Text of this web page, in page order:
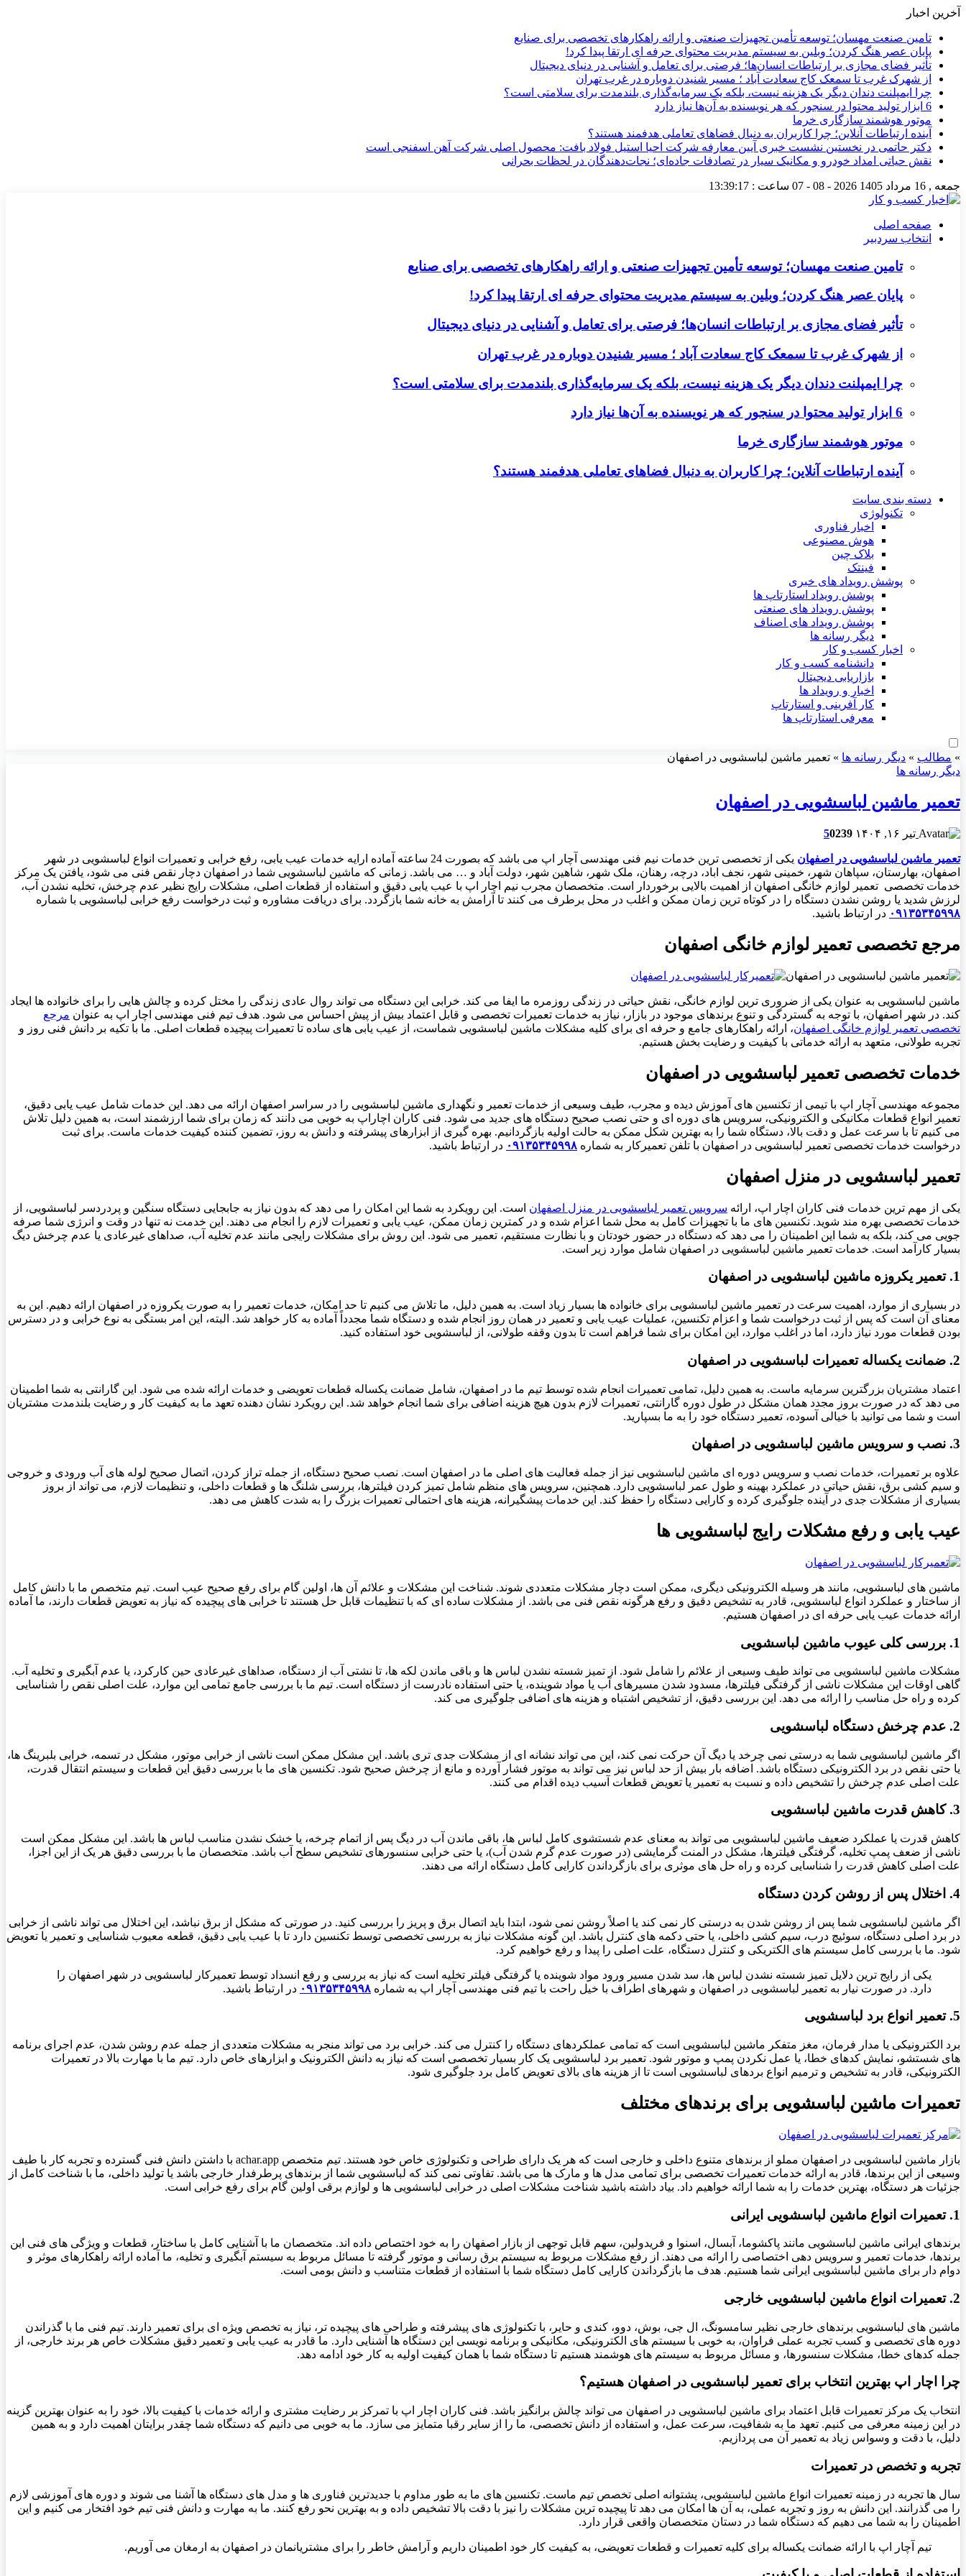
آخرین اخبار
تامین صنعت مهسان؛ توسعه تأمین تجهیزات صنعتی و ارائه راهکارهای تخصصی برای صنایع
پایان عصر هنگ کردن؛ وبلین به سیستم مدیریت محتوای حرفه ای ارتقا پیدا کرد!
تأثیر فضای مجازی بر ارتباطات انسان‌ها؛ فرصتی برای تعامل و آشنایی در دنیای دیجیتال
از شهرک غرب تا سمعک کاج سعادت آباد ؛ مسیر شنیدن دوباره در غرب تهران
چرا ایمپلنت دندان دیگر یک هزینه نیست، بلکه یک سرمایه‌گذاری بلندمدت برای سلامتی است؟
6 ابزار تولید محتوا در سنجور که هر نویسنده به آن‌ها نیاز دارد
موتور هوشمند سازگاری خرما
آینده ارتباطات آنلاین؛ چرا کاربران به دنبال فضاهای تعاملی هدفمند هستند؟
دکتر حاتمی در نخستین نشست خبری آیین معارفه شرکت احیا استیل فولاد بافت: محصول اصلی شرکت آهن اسفنجی است
نقش حیاتی امداد خودرو و مکانیک سیار در تصادفات جاده‌ای؛ نجات‌دهندگان در لحظات بحرانی
جمعه , 16 مرداد 1405 2026 - 08 - 07 ساعت : 13:39:17
صفحه اصلی
انتخاب سردبیر
تامین صنعت مهسان؛ توسعه تأمین تجهیزات صنعتی و ارائه راهکارهای تخصصی برای صنایع
پایان عصر هنگ کردن؛ وبلین به سیستم مدیریت محتوای حرفه ای ارتقا پیدا کرد!
تأثیر فضای مجازی بر ارتباطات انسان‌ها؛ فرصتی برای تعامل و آشنایی در دنیای دیجیتال
از شهرک غرب تا سمعک کاج سعادت آباد ؛ مسیر شنیدن دوباره در غرب تهران
چرا ایمپلنت دندان دیگر یک هزینه نیست، بلکه یک سرمایه‌گذاری بلندمدت برای سلامتی است؟
6 ابزار تولید محتوا در سنجور که هر نویسنده به آن‌ها نیاز دارد
موتور هوشمند سازگاری خرما
آینده ارتباطات آنلاین؛ چرا کاربران به دنبال فضاهای تعاملی هدفمند هستند؟
دسته بندی سایت
تکنولوژی
اخبار فناوری
هوش مصنوعی
بلاک چین
فینتک
پوشش رویداد های خبری
پوشش رویداد استارتاپ ها
پوشش رویداد های صنعتی
پوشش رویداد های اصناف
دیگر رسانه ها
اخبار کسب و کار
دانشنامه کسب و کار
بازاریابی دیجیتال
اخبار و رویداد ها
کار آفرینی و استارتاپ
معرفی استارتاپ ها
» مطالب » دیگر رسانه ها » تعمیر ماشین لباسشویی در اصفهان
دیگر رسانه ها
تعمیر ماشین لباسشویی در اصفهان
تیر ۱۶, ۱۴۰۴ 50239
تعمیر ماشین لباسشویی در اصفهان
یکی از تخصصی ترین خدمات نیم فنی مهندسی آچار اپ می باشد که بصورت 24 ساعته آماده ارایه خدمات عیب یابی، رفع خرابی و تعمیرات انواع لباسشویی در شهر
اصفهان، بهارستان، سپاهان شهر، خمینی شهر، نجف اباد، درچه، رهنان، ملک شهر، شاهین شهر، دولت آباد و … می باشد. زمانی که ماشین لباسشویی شما در اصفهان دچار نقص فنی می شود، یافتن یک مرکز
خدمات تخصصی تعمیر لوازم خانگی اصفهان از اهمیت بالایی برخوردار است. متخصصان مجرب نیم اچار اپ با عیب یابی دقیق و استفاده از قطعات اصلی، مشکلات رایج نظیر عدم چرخش، تخلیه نشدن آب،
لرزش شدید یا روشن نشدن دستگاه را در کوتاه ترین زمان ممکن و اغلب در محل برطرف می کنند تا آرامش به خانه شما بازگردد. برای دریافت مشاوره و ثبت درخواست رفع خرابی لباسشویی با شماره
۰۹۱۳۵۳۴۵۹۹۸ در ارتباط باشید.
مرجع تخصصی تعمیر لوازم خانگی اصفهان
ماشین لباسشویی به عنوان یکی از ضروری ترین لوازم خانگی، نقش حیاتی در زندگی روزمره ما ایفا می کند. خرابی این دستگاه می تواند روال عادی زندگی را مختل کرده و چالش هایی را برای خانواده ها ایجاد
کند. در شهر اصفهان، با توجه به گستردگی و تنوع برندهای موجود در بازار، نیاز به خدمات تعمیرات تخصصی و قابل اعتماد بیش از پیش احساس می شود. هدف تیم فنی مهندسی اچار اپ به عنوان مرجع
تخصصی تعمیر لوازم خانگی اصفهان، ارائه راهکارهای جامع و حرفه ای برای کلیه مشکلات ماشین لباسشویی شماست، از عیب یابی های ساده تا تعمیرات پیچیده قطعات اصلی. ما با تکیه بر دانش فنی روز و
تجربه طولانی، متعهد به ارائه خدماتی با کیفیت و رضایت بخش هستیم.
خدمات تخصصی تعمیر لباسشویی در اصفهان
مجموعه مهندسی آچار اپ با تیمی از تکنسین های آموزش دیده و مجرب، طیف وسیعی از خدمات تعمیر و نگهداری ماشین لباسشویی را در سراسر اصفهان ارائه می دهد. این خدمات شامل عیب یابی دقیق،
تعمیر انواع قطعات مکانیکی و الکترونیکی، سرویس های دوره ای و حتی نصب صحیح دستگاه های جدید می شود. فنی کاران اچاراپ به خوبی می دانند که زمان برای شما ارزشمند است، به همین دلیل تلاش
می کنیم تا با سرعت عمل و دقت بالا، دستگاه شما را به بهترین شکل ممکن به حالت اولیه بازگردانیم. بهره گیری از ابزارهای پیشرفته و دانش به روز، تضمین کننده کیفیت خدمات ماست. برای ثبت
درخواست خدمات تخصصی تعمیر لباسشویی در اصفهان با تلفن تعمیرکار به شماره ۰۹۱۳۵۳۴۵۹۹۸ در ارتباط باشید.
تعمیر لباسشویی در منزل اصفهان
یکی از مهم ترین خدمات فنی کاران اچار اپ، ارائه سرویس تعمیر لباسشویی در منزل اصفهان است. این رویکرد به شما این امکان را می دهد که بدون نیاز به جابجایی دستگاه سنگین و پردردسر لباسشویی، از
خدمات تخصصی بهره مند شوید. تکنسین های ما با تجهیزات کامل به محل شما اعزام شده و در کمترین زمان ممکن، عیب یابی و تعمیرات لازم را انجام می دهند. این خدمت نه تنها در وقت و انرژی شما صرفه
جویی می کند، بلکه به شما این اطمینان را می دهد که دستگاه در حضور خودتان و با نظارت مستقیم، تعمیر می شود. این روش برای مشکلات رایجی مانند عدم تخلیه آب، صداهای غیرعادی یا عدم چرخش دیگ
بسیار کارآمد است. خدمات تعمیر ماشین لباسشویی در اصفهان شامل موارد زیر است.
1. تعمیر یکروزه ماشین لباسشویی در اصفهان
در بسیاری از موارد، اهمیت سرعت در تعمیر ماشین لباسشویی برای خانواده ها بسیار زیاد است. به همین دلیل، ما تلاش می کنیم تا حد امکان، خدمات تعمیر را به صورت یکروزه در اصفهان ارائه دهیم. این به
معنای آن است که پس از ثبت درخواست شما و اعزام تکنسین، عملیات عیب یابی و تعمیر در همان روز انجام شده و دستگاه شما مجدداً آماده به کار خواهد شد. البته، این امر بستگی به نوع خرابی و در دسترس
بودن قطعات مورد نیاز دارد، اما در اغلب موارد، این امکان برای شما فراهم است تا بدون وقفه طولانی، از لباسشویی خود استفاده کنید.
2. ضمانت یکساله تعمیرات لباسشویی در اصفهان
اعتماد مشتریان بزرگترین سرمایه ماست. به همین دلیل، تمامی تعمیرات انجام شده توسط تیم ما در اصفهان، شامل ضمانت یکساله قطعات تعویضی و خدمات ارائه شده می شود. این گارانتی به شما اطمینان
می دهد که در صورت بروز مجدد همان مشکل در طول دوره گارانتی، تعمیرات لازم بدون هیچ هزینه اضافی برای شما انجام خواهد شد. این رویکرد نشان دهنده تعهد ما به کیفیت کار و رضایت بلندمدت مشتریان
است و شما می توانید با خیالی آسوده، تعمیر دستگاه خود را به ما بسپارید.
3. نصب و سرویس ماشین لباسشویی در اصفهان
علاوه بر تعمیرات، خدمات نصب و سرویس دوره ای ماشین لباسشویی نیز از جمله فعالیت های اصلی ما در اصفهان است. نصب صحیح دستگاه، از جمله تراز کردن، اتصال صحیح لوله های آب ورودی و خروجی
و سیم کشی برق، نقش حیاتی در عملکرد بهینه و طول عمر لباسشویی دارد. همچنین، سرویس های منظم شامل تمیز کردن فیلترها، بررسی شلنگ ها و قطعات داخلی، و تنظیمات لازم، می تواند از بروز
بسیاری از مشکلات جدی در آینده جلوگیری کرده و کارایی دستگاه را حفظ کند. این خدمات پیشگیرانه، هزینه های احتمالی تعمیرات بزرگ را به شدت کاهش می دهد.
عیب یابی و رفع مشکلات رایج لباسشویی ها
ماشین های لباسشویی، مانند هر وسیله الکترونیکی دیگری، ممکن است دچار مشکلات متعددی شوند. شناخت این مشکلات و علائم آن ها، اولین گام برای رفع صحیح عیب است. تیم متخصص ما با دانش کامل
از ساختار و عملکرد انواع لباسشویی، قادر به تشخیص دقیق و رفع هرگونه نقص فنی می باشد. از مشکلات ساده ای که با تنظیمات قابل حل هستند تا خرابی های پیچیده که نیاز به تعویض قطعات دارند، ما آماده
ارائه خدمات عیب یابی حرفه ای در اصفهان هستیم.
1. بررسی کلی عیوب ماشین لباسشویی
مشکلات ماشین لباسشویی می تواند طیف وسیعی از علائم را شامل شود. از تمیز شسته نشدن لباس ها و باقی ماندن لکه ها، تا نشتی آب از دستگاه، صداهای غیرعادی حین کارکرد، یا عدم آبگیری و تخلیه آب.
گاهی اوقات این مشکلات ناشی از گرفتگی فیلترها، مسدود شدن مسیرهای آب یا مواد شوینده، یا حتی استفاده نادرست از دستگاه است. تیم ما با بررسی جامع تمامی این موارد، علت اصلی نقص را شناسایی
کرده و راه حل مناسب را ارائه می دهد. این بررسی دقیق، از تشخیص اشتباه و هزینه های اضافی جلوگیری می کند.
2. عدم چرخش دستگاه لباسشویی
اگر ماشین لباسشویی شما به درستی نمی چرخد یا دیگ آن حرکت نمی کند، این می تواند نشانه ای از مشکلات جدی تری باشد. این مشکل ممکن است ناشی از خرابی موتور، مشکل در تسمه، خرابی بلبرینگ ها،
یا حتی نقص در برد الکترونیکی دستگاه باشد. اضافه بار بیش از حد لباس نیز می تواند به موتور فشار آورده و مانع از چرخش صحیح شود. تکنسین های ما با بررسی دقیق این قطعات و سیستم انتقال قدرت،
علت اصلی عدم چرخش را تشخیص داده و نسبت به تعمیر یا تعویض قطعات آسیب دیده اقدام می کنند.
3. کاهش قدرت ماشین لباسشویی
کاهش قدرت یا عملکرد ضعیف ماشین لباسشویی می تواند به معنای عدم شستشوی کامل لباس ها، باقی ماندن آب در دیگ پس از اتمام چرخه، یا خشک نشدن مناسب لباس ها باشد. این مشکل ممکن است
ناشی از ضعف پمپ تخلیه، گرفتگی فیلترها، مشکل در المنت گرمایشی (در صورت عدم گرم شدن آب)، یا حتی خرابی سنسورهای تشخیص سطح آب باشد. متخصصان ما با بررسی دقیق هر یک از این اجزا،
علت اصلی کاهش قدرت را شناسایی کرده و راه حل های موثری برای بازگرداندن کارایی کامل دستگاه ارائه می دهند.
4. اختلال پس از روشن کردن دستگاه
اگر ماشین لباسشویی شما پس از روشن شدن به درستی کار نمی کند یا اصلاً روشن نمی شود، ابتدا باید اتصال برق و پریز را بررسی کنید. در صورتی که مشکل از برق نباشد، این اختلال می تواند ناشی از خرابی
در برد اصلی دستگاه، سوئیچ درب، سیم کشی داخلی، یا حتی دکمه های کنترل باشد. این گونه مشکلات نیاز به بررسی تخصصی توسط تکنسین دارد تا با عیب یابی دقیق، قطعه معیوب شناسایی و تعمیر یا تعویض
شود. ما با بررسی کامل سیستم های الکتریکی و کنترل دستگاه، علت اصلی را پیدا و رفع خواهیم کرد.
یکی از رایج ترین دلایل تمیز شسته نشدن لباس ها، سد شدن مسیر ورود مواد شوینده یا گرفتگی فیلتر تخلیه است که نیاز به بررسی و رفع انسداد توسط تعمیرکار لباسشویی در شهر اصفهان را
دارد. در صورت نیار به تعمیر لباسشویی در اصفهان و شهرهای اطراف با خیل راحت با تیم فنی مهندسی آچار اپ به شماره ۰۹۱۳۵۳۴۵۹۹۸ در ارتباط باشید.
5. تعمیر انواع برد لباسشویی
برد الکترونیکی یا مدار فرمان، مغز متفکر ماشین لباسشویی است که تمامی عملکردهای دستگاه را کنترل می کند. خرابی برد می تواند منجر به مشکلات متعددی از جمله عدم روشن شدن، عدم اجرای برنامه
های شستشو، نمایش کدهای خطا، یا عمل نکردن پمپ و موتور شود. تعمیر برد لباسشویی یک کار بسیار تخصصی است که نیاز به دانش الکترونیک و ابزارهای خاص دارد. تیم ما با مهارت بالا در تعمیرات
الکترونیکی، قادر به تشخیص و ترمیم انواع بردهای لباسشویی است تا از هزینه های بالای تعویض کامل برد جلوگیری شود.
تعمیرات ماشین لباسشویی برای برندهای مختلف
بازار ماشین لباسشویی در اصفهان مملو از برندهای متنوع داخلی و خارجی است که هر یک دارای طراحی و تکنولوژی خاص خود هستند. تیم متخصص achar.app با داشتن دانش فنی گسترده و تجربه کار با طیف
وسیعی از این برندها، قادر به ارائه خدمات تعمیرات تخصصی برای تمامی مدل ها و مارک ها می باشد. تفاوتی نمی کند که لباسشویی شما از برندهای پرطرفدار خارجی باشد یا تولید داخلی، ما با شناخت کامل از
جزئیات هر دستگاه، بهترین خدمات را به شما ارائه خواهیم داد. بیاد داشته باشید شناخت مشکلات اصلی در خرابی لباسشویی ها و لوازم برقی اولین گام برای رفع خرابی است.
1. تعمیرات انواع ماشین لباسشویی ایرانی
برندهای ایرانی ماشین لباسشویی مانند پاکشوما، آبسال، اسنوا و فریدولین، سهم قابل توجهی از بازار اصفهان را به خود اختصاص داده اند. متخصصان ما با آشنایی کامل با ساختار، قطعات و ویژگی های فنی این
برندها، خدمات تعمیر و سرویس دهی اختصاصی را ارائه می دهند. از رفع مشکلات مربوط به سیستم برق رسانی و موتور گرفته تا مسائل مربوط به سیستم آبگیری و تخلیه، ما آماده ارائه راهکارهای موثر و
دوام دار برای ماشین لباسشویی ایرانی شما هستیم. هدف ما بازگرداندن کارایی کامل دستگاه شما با استفاده از قطعات متناسب و دانش بومی است.
2. تعمیرات انواع ماشین لباسشویی خارجی
ماشین های لباسشویی برندهای خارجی نظیر سامسونگ، ال جی، بوش، دوو، کندی و حایر، با تکنولوژی های پیشرفته و طراحی های پیچیده تر، نیاز به تخصص ویژه ای برای تعمیر دارند. تیم فنی ما با گذراندن
دوره های تخصصی و کسب تجربه عملی فراوان، به خوبی با سیستم های الکترونیکی، مکانیکی و برنامه نویسی این دستگاه ها آشنایی دارد. ما قادر به عیب یابی و تعمیر دقیق مشکلات خاص هر برند خارجی، از
جمله کدهای خطا، مشکلات سنسورها، و مسائل مربوط به سیستم های هوشمند هستیم تا دستگاه شما با همان کیفیت اولیه به کار خود ادامه دهد.
چرا اچار اپ بهترین انتخاب برای تعمیر لباسشویی در اصفهان هستیم؟
انتخاب یک مرکز تعمیرات قابل اعتماد برای ماشین لباسشویی در اصفهان می تواند چالش برانگیز باشد. فنی کاران اچار اپ با تمرکز بر رضایت مشتری و ارائه خدمات با کیفیت بالا، خود را به عنوان بهترین گزینه
در این زمینه معرفی می کنیم. تعهد ما به شفافیت، سرعت عمل، و استفاده از دانش تخصصی، ما را از سایر رقبا متمایز می سازد. ما به خوبی می دانیم که دستگاه شما چقدر برایتان اهمیت دارد و به همین
دلیل، با دقت و وسواس زیاد به تعمیر آن می پردازیم.
تجربه و تخصص در تعمیرات
سال ها تجربه در زمینه تعمیرات انواع ماشین لباسشویی، پشتوانه اصلی تخصص تیم ماست. تکنسین های ما به طور مداوم با جدیدترین فناوری ها و مدل های دستگاه ها آشنا می شوند و دوره های آموزشی لازم
را می گذرانند. این دانش به روز و تجربه عملی، به آن ها امکان می دهد تا پیچیده ترین مشکلات را نیز با دقت بالا تشخیص داده و به بهترین نحو رفع کنند. ما به مهارت و دانش فنی تیم خود افتخار می کنیم و این
اطمینان را به شما می دهیم که دستگاه شما در دستان متخصصان واقعی قرار دارد.
تیم آچار اپ با ارائه ضمانت یکساله برای کلیه تعمیرات و قطعات تعویضی، به کیفیت کار خود اطمینان داریم و آرامش خاطر را برای مشتریانمان در اصفهان به ارمغان می آوریم.